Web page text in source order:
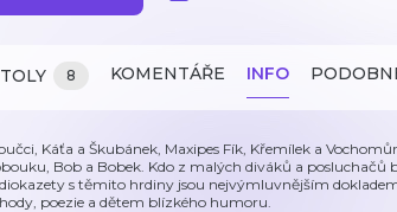
8 KOMENTÁŘE INFO
Káťa a Škubánek, Maxipes Fík, Křemílek a
Bob a Bobek. Kdo z malých diváků a posluchačů
s těmito hrdiny jsou nejvýmluvnějším
poezie a dětem blízkého humoru.